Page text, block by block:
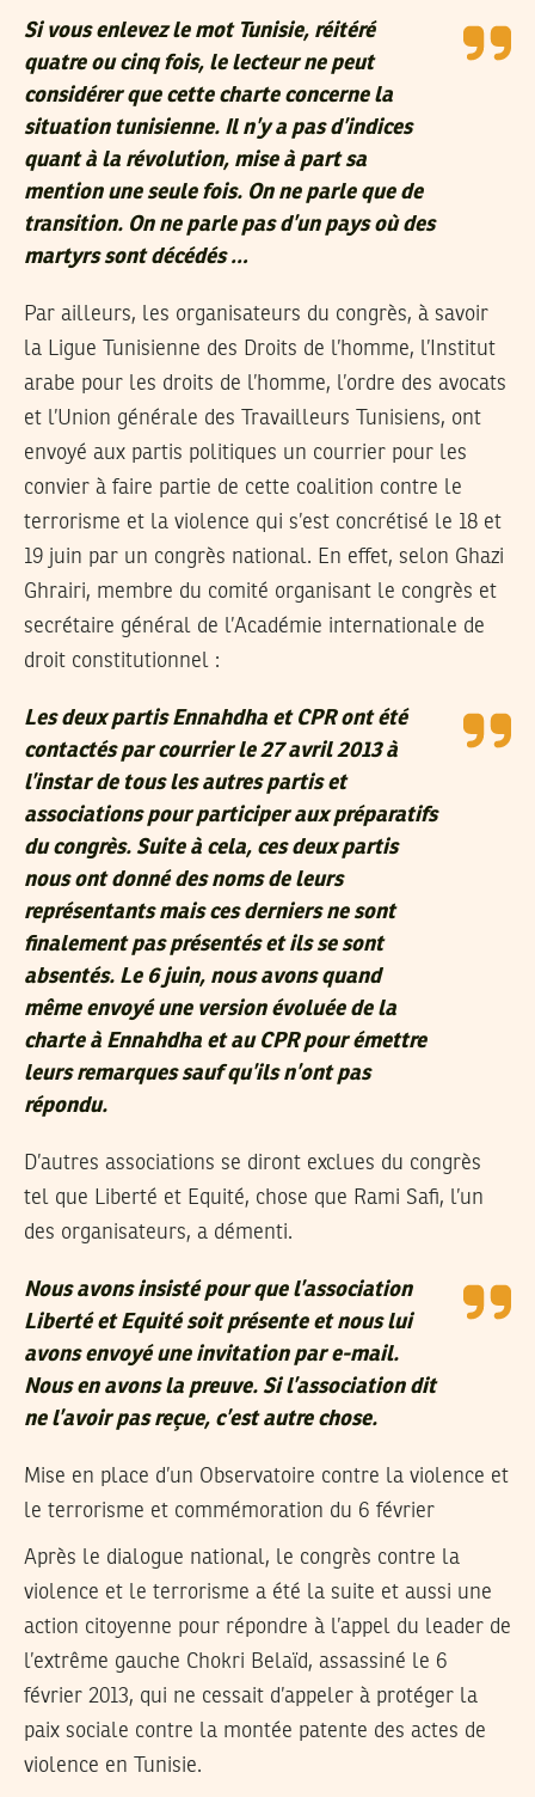
Si vous enlevez le mot Tunisie, réitéré
quatre ou cinq fois, le lecteur ne peut
considérer que cette charte concerne la
situation tunisienne. Il n’y a pas d’indices
quant à la révolution, mise à part sa
mention une seule fois. On ne parle que de
transition. On ne parle pas d’un pays où des
martyrs sont décédés …
Par ailleurs, les organisateurs du congrès, à savoir
la Ligue Tunisienne des Droits de l’homme, l’Institut
arabe pour les droits de l’homme, l’ordre des avocats
et l’Union générale des Travailleurs Tunisiens, ont
envoyé aux partis politiques un courrier pour les
convier à faire partie de cette coalition contre le
terrorisme et la violence qui s’est concrétisé le 18 et
19 juin par un congrès national. En effet, selon Ghazi
Ghrairi, membre du comité organisant le congrès et
secrétaire général de l’Académie internationale de
droit constitutionnel :
Les deux partis Ennahdha et CPR ont été
contactés par courrier le 27 avril 2013 à
l’instar de tous les autres partis et
associations pour participer aux préparatifs
du congrès. Suite à cela, ces deux partis
nous ont donné des noms de leurs
représentants mais ces derniers ne sont
finalement pas présentés et ils se sont
absentés. Le 6 juin, nous avons quand
même envoyé une version évoluée de la
charte à Ennahdha et au CPR pour émettre
leurs remarques sauf qu’ils n’ont pas
répondu.
D’autres associations se diront exclues du congrès
tel que Liberté et Equité, chose que Rami Safi, l’un
des organisateurs, a démenti.
Nous avons insisté pour que l’association
Liberté et Equité soit présente et nous lui
avons envoyé une invitation par e-mail.
Nous en avons la preuve. Si l’association dit
ne l’avoir pas reçue, c’est autre chose.
Mise en place d’un Observatoire contre la violence et
le terrorisme et commémoration du 6 février
Après le dialogue national, le congrès contre la
violence et le terrorisme a été la suite et aussi une
action citoyenne pour répondre à l’appel du leader de
l’extrême gauche Chokri Belaïd, assassiné le 6
février 2013, qui ne cessait d’appeler à protéger la
paix sociale contre la montée patente des actes de
violence en Tunisie.